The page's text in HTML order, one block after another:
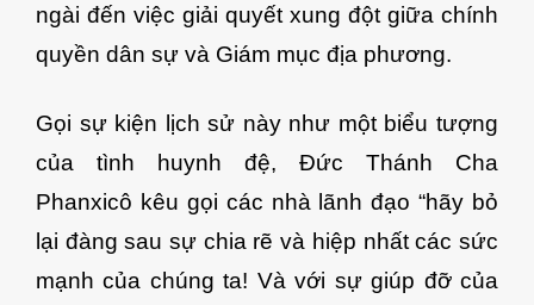
ngài đến việc giải quyết xung đột giữa chính
quyền dân sự và Giám mục địa phương.
Gọi sự kiện lịch sử này như một biểu tượng
của tình huynh đệ, Đức Thánh Cha
Phanxicô kêu gọi các nhà lãnh đạo “hãy bỏ
lại đàng sau sự chia rẽ và hiệp nhất các sức
mạnh của chúng ta! Và với sự giúp đỡ của